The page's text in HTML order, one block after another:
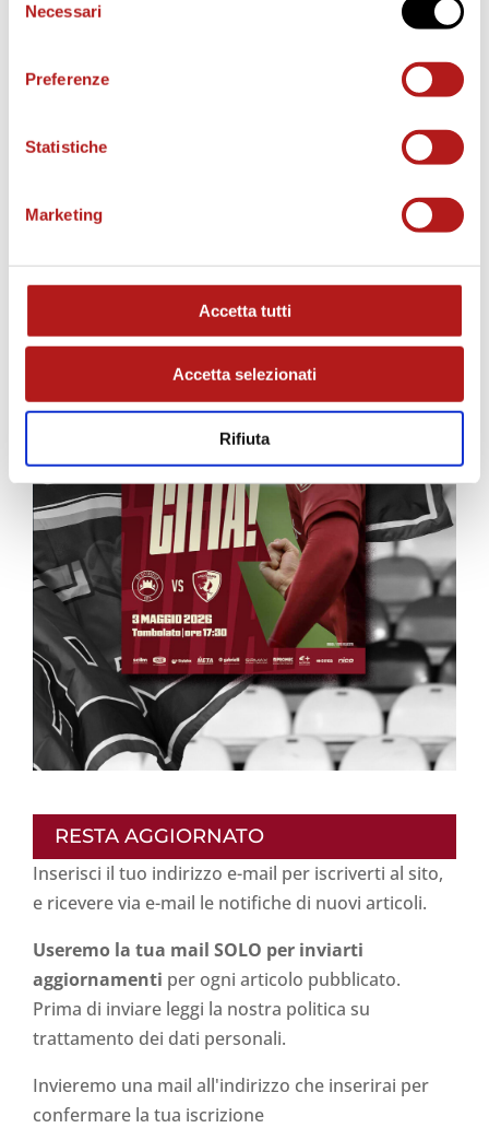
delNecessari
Preferenze
Statistiche
Marketing
Accetta tutti
Accetta selezionati
Rifiuta
MATCH PROGRAM
RESTA AGGIORNATO
Inserisci il tuo indirizzo e-mail per iscriverti al sito,
e ricevere via e-mail le notifiche di nuovi articoli.
Useremo la tua mail SOLO per inviarti
aggiornamenti per ogni articolo pubblicato.
Prima di inviare leggi la nostra politica su
trattamento dei dati personali.
Invieremo una mail all'indirizzo che inserirai per
confermare la tua iscrizione